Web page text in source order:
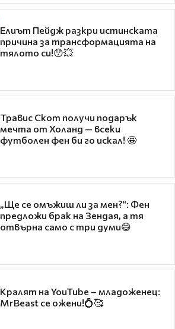
Елиът Пейдж разкри истинската
причина за трансформацията на
тялото си!😯💥
Травис Скот получи подарък
мечта от Холанд — всеки
футболен фен би го искал! 🤩
„Ще се омъжиш ли за мен?“: Фен
предложи брак на Зендая, а тя
отвърна само с три думи😅
Кралят на YouTube – младоженец:
MrBeast се ожени!💍🥰